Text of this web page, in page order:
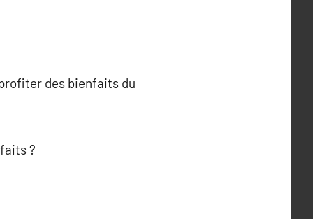
des bienfaits du
?